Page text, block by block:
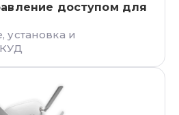
доступом для
установка и